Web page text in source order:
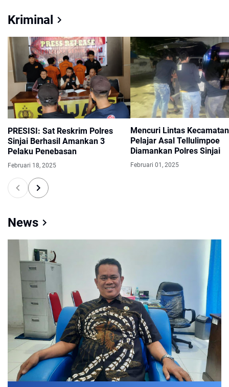
Kriminal
PRESISI: Sat Reskrim Polres
Sinjai Berhasil Amankan 3
Pelaku Penebasan
Februari 18, 2025
Mencuri Lintas
Pelajar Asal Tellulimpoe
Diamankan Polres Sinjai
Februari 01, 2025
News